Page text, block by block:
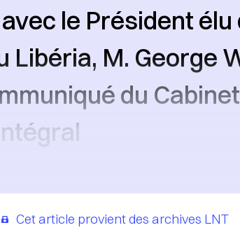
le Président élu
Libéria, M. George
du
Cet article provient des archives LNT